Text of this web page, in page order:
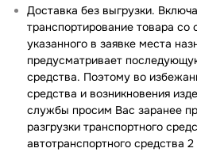
Доставка без выгрузки.
транспортирование товара со
указанного в заявке места
предусматривает
средства. Поэтому во
средства и возникновения
службы просим Вас заранее
разгрузки транспортного
автотранспортного средства 2